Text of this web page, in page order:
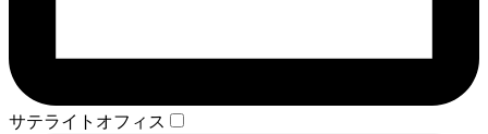
サテライトオフィス